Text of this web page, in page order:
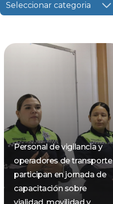
Seleccionar categoria
Personal de vigilancia y
operadores de transporte
participan en jornada de
capacitación sobre